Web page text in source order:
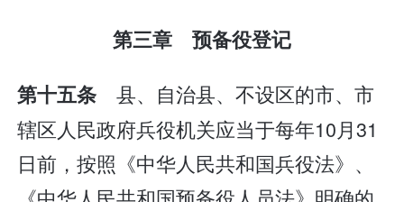
第三章 预备役登记
第十五条县、自治县、不设区的市、市
辖区人民政府兵役机关应当于每年10月31
日前，按照《中华人民共和国兵役法》、